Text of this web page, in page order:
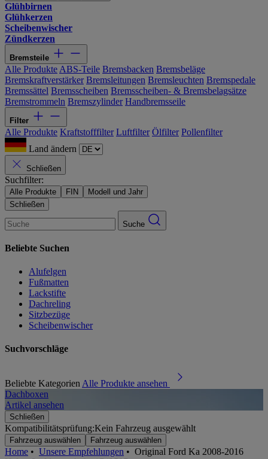
Glühbirnen
Glühkerzen
Scheibenwischer
Zündkerzen
Bremsteile
Alle Produkte ABS-Teile Bremsbacken Bremsbeläge
Bremskraftverstärker Bremsleitungen Bremsleuchten Bremspedale
Bremssättel Bremsscheiben Bremsscheiben- & Bremsbelagsätze
Bremstrommeln Bremszylinder Handbremsseile
Filter
Alle Produkte Kraftstofffilter Luftfilter Ölfilter Pollenfilter
Land ändern
Schließen
Suchfilter:
Alle Produkte FIN
Modell und Jahr
Schließen
Suche
Beliebte Suchen
Alufelgen
Fußmatten
Lackstifte
Dachreling
Sitzbezüge
Scheibenwischer
Suchvorschläge
Beliebte Kategorien Alle Produkte ansehen
Dachboxen
Artikel ansehen
Schließen
Kompatibilitätsprüfung:Kein Fahrzeug ausgewählt
Fahrzeug auswählen Fahrzeug auswählen
Home • Unsere Empfehlungen • Original Ford Ka 2008-2016